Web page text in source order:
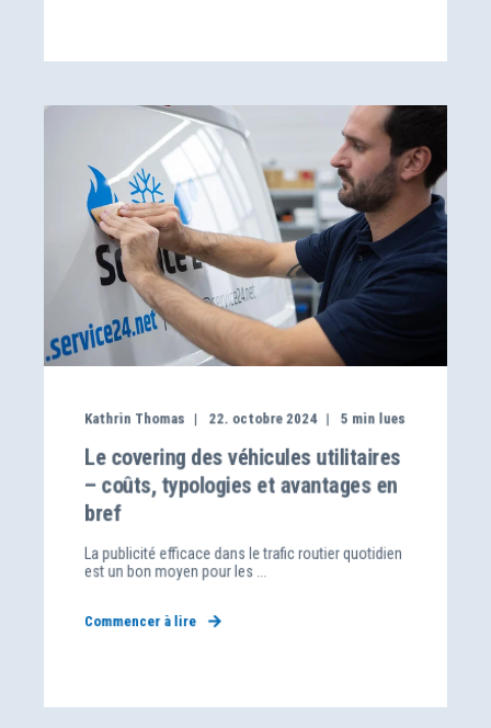
Kathrin Thomas 22. octobre 2024 5 min lues
Le covering des véhicules utilitaires
– coûts, typologies et avantages en
bref
La publicité efficace dans le trafic routier quotidien
est un bon moyen pour les ...
Commencer à lire